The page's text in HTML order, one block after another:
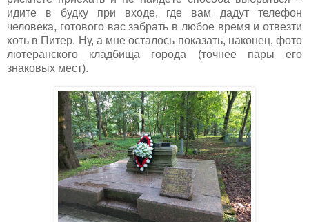
идите в будку при входе, где вам дадут телефон
человека, готового вас забрать в любое время и отвезти
хоть в Питер. Ну, а мне осталось показать, наконец, фото
лютеранского кладбища города (точнее пары его
знаковых мест).